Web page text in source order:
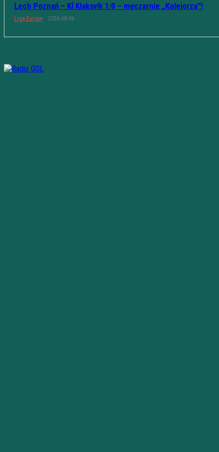
Lech Poznań – KÍ Klaksvík 1:0 – męczarnie „Kolejorza”!
Liga Europy 2026-08-06